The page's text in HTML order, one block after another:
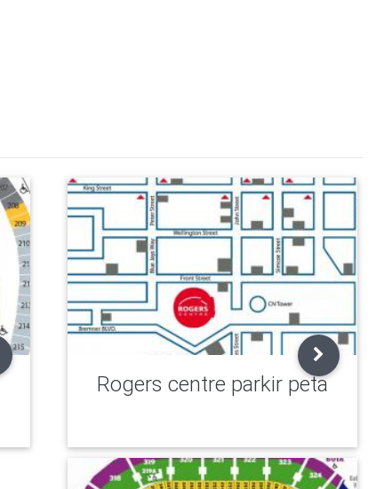
Rogers centre parkir peta